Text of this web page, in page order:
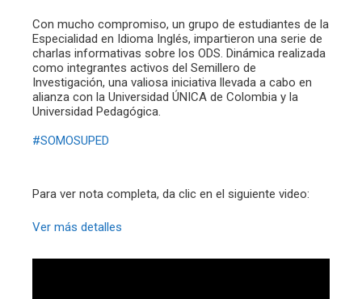
Con mucho compromiso, un grupo de estudiantes de la
Especialidad en Idioma Inglés, impartieron una serie de
charlas informativas sobre los ODS. Dinámica realizada
como integrantes activos del Semillero de
Investigación, una valiosa iniciativa llevada a cabo en
alianza con la Universidad ÚNICA de Colombia y la
Universidad Pedagógica.
#SOMOSUPED
Para ver nota completa, da clic en el siguiente video:
Ver más detalles